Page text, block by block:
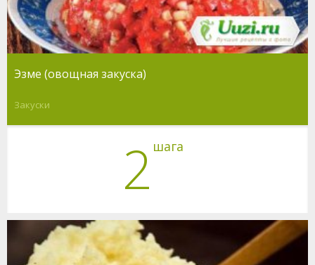
Эзме (овощная закуска)
Закуски
2 шага